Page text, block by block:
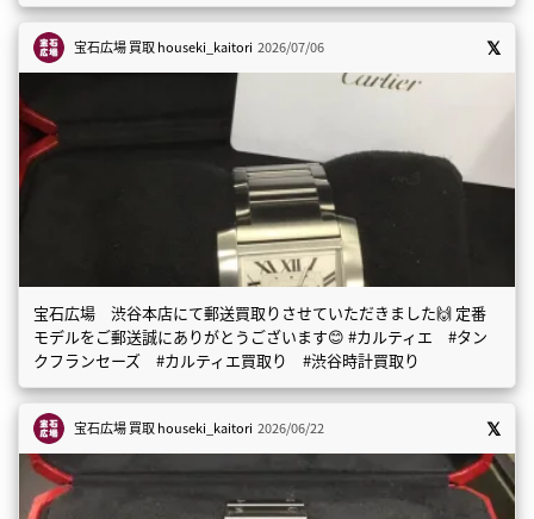
宝石広場 買取houseki_kaitori 2026/07/06
宝石広場 渋谷本店にて郵送買取りさせていただきました🙌 定番
モデルをご郵送誠にありがとうございます😊 #カルティエ #タン
クフランセーズ #カルティエ買取り #渋谷時計買取り
宝石広場 買取houseki_kaitori 2026/06/22